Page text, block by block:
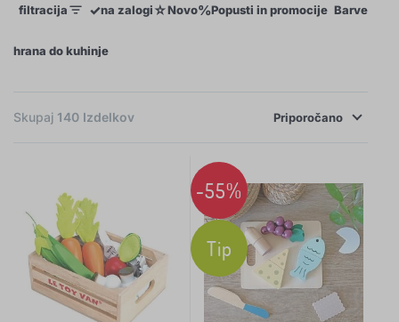
filtracija ✓na zalogi☆Novo%Popusti in promocije Barve igrač
FILTRACIJA ×
različne barve
3
premešajte barve
1
Izvedba
hrana do kuhinje
Skupaj 140 Izdelkov
Priporočano
-55%
Tip